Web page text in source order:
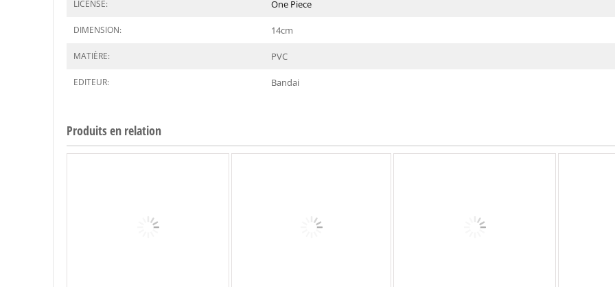
LICENSE: One Piece
DIMENSION: 14cm
MATIÈRE: PVC
EDITEUR: Bandai
Produits en relation